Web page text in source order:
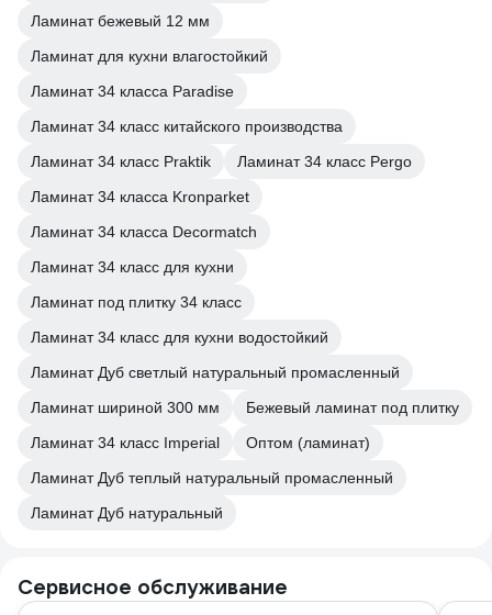
Ламинат бежевый 12 мм
Ламинат для кухни влагостойкий
Ламинат 34 класса Paradise
Ламинат 34 класс китайского производства
Ламинат 34 класс Praktik
Ламинат 34 класс Pergo
Ламинат 34 класса Kronparket
Ламинат 34 класса Decormatch
Ламинат 34 класс для кухни
Ламинат под плитку 34 класс
Ламинат 34 класс для кухни водостойкий
Ламинат Дуб светлый натуральный промасленный
Ламинат шириной 300 мм
Бежевый ламинат под плитку
Ламинат 34 класс Imperial
Оптом (ламинат)
Ламинат Дуб теплый натуральный промасленный
Ламинат Дуб натуральный
Сервисное обслуживание